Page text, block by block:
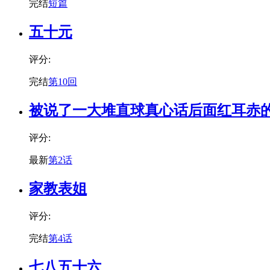
完结短篇
五十元
评分:
完结第10回
被说了一大堆直球真心话后面红耳赤
评分:
最新第2话
家教表姐
评分:
完结第4话
七八五十六